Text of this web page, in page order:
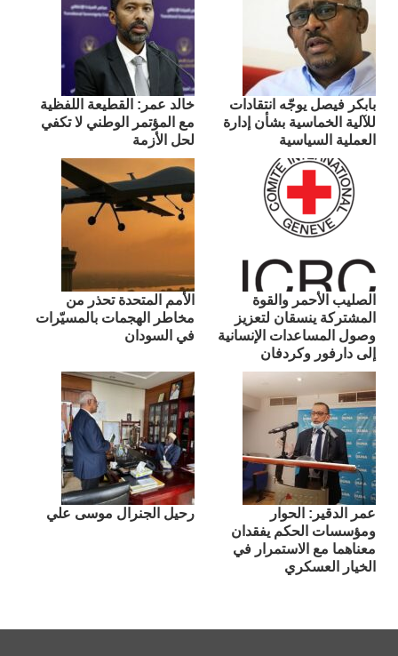
بابكر فيصل يوجّه انتقادات
للآلية الخماسية بشأن إدارة
العملية السياسية
​خالد عمر: القطيعة اللفظية
مع المؤتمر الوطني لا تكفي
لحل الأزمة
الصليب الأحمر والقوة
المشتركة ينسقان لتعزيز
وصول المساعدات الإنسانية
إلى دارفور وكردفان
الأمم المتحدة تحذر من
مخاطر الهجمات بالمسيّرات
في السودان
عمر الدقير: الحوار
ومؤسسات الحكم يفقدان
معناهما مع الاستمرار في
الخيار العسكري
رحيل الجنرال موسى علي